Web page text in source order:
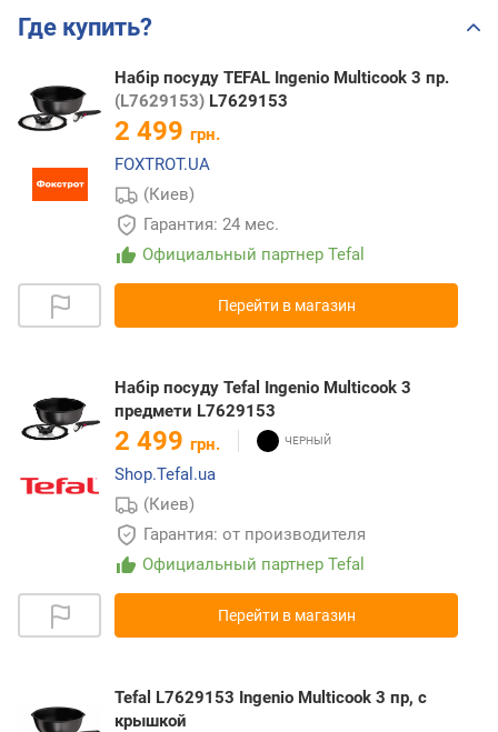
Где купить?
Набір посуду TEFAL Ingenio Multicook 3 пр.
(L7629153) L7629153
2 499 грн.
FOXTROT.UA
(Киев)
Гарантия: 24 мес.
Официальный партнер Tefal
Перейти в магазин
Набір посуду Tefal Ingenio Multicook 3
предмети L7629153
2 499 грн.
Shop.Tefal.ua
(Киев)
Гарантия: от производителя
Официальный партнер Tefal
Перейти в магазин
Tefal L7629153 Ingenio Multicook 3 пр, с
крышкой